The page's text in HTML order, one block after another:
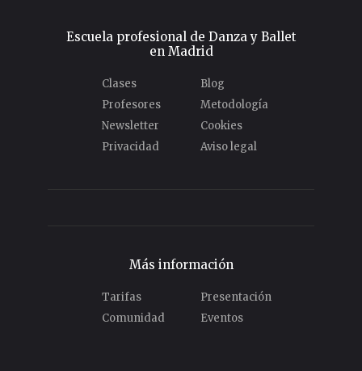
Escuela profesional de Danza y Ballet
en Madrid
Clases
Blog
Profesores
Metodología
Newsletter
Cookies
Privacidad
Aviso legal
Más información
Tarifas
Presentación
Comunidad
Eventos